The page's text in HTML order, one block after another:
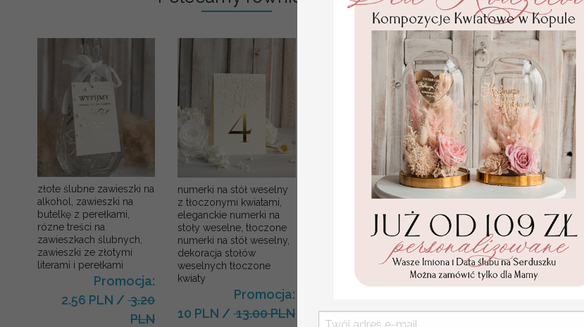
złote ślubne zawieszki na
alkohol, zawieszki na
butelkę z perełkami,
rózne treści na
zawieszkach ślubnych,
zawieszki ze złotymi
literami i perełkami
Promocja:
2.56 PLN /3.20
PLN
numerki na stół weselny
z tłoczonymi kwiatami,
eleganckie numerki na
stoły weselne, tłoczone
numerki na stół weselny,
dekoracja stołów
weselnych tłoczone
kwiaty
Promocja:
10 PLN /13.00 PLN
Statuetka pamiątka
Pierwszej Komunii w
personalizowana
Pamiątka Komunijna
opakowanie na pieniądze
Promocja:
85.00 PLN
105.00
Nowoczesne,
charakter
figurki na tort
oprawę. Będą
Możemy
złotego
Możesz
Statuetka na
Wzór:wg. zdjęcia
Personalizacja:
wg.
Dane należy wpisać
Wymiar w zależności
ok. 28 cm wysokości,